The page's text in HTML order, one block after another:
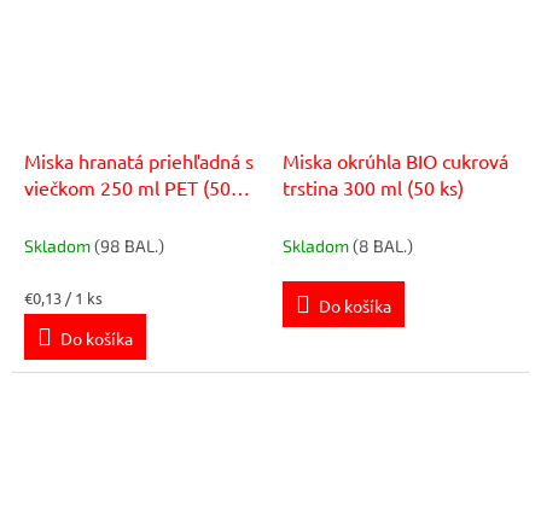
Miska hranatá priehľadná s
viečkom 250 ml PET (50
Skladom(98 BAL.)
Jednotková
cena:
€0,13 / 1 ks
Do košíka
Miska okrúhla BIO cukrová
trstina 300 ml (50 ks)
Skladom(8 BAL.)
Do košíka